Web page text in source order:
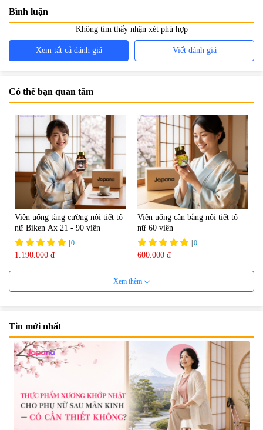
Bình luận
Không tìm thấy nhận xét phù hợp
Xem tất cả đánh giá Viết đánh giá
Có thể bạn quan tâm
Viên uống tăng cường nội tiết tố
nữ Biken Ax 21 - 90 viên
|0
1.190.000 đ
Viên uống cân bằng nội tiết tố
nữ 60 viên
|0
600.000 đ
Viên uống cải thiện nội tiết tố nữ
60 viên
| 10.560
739.350 đ 795.000 đ
Viên uống hỗ trợ dưỡng thận và
sinh lý nam Waki Kidney &
Men`s 180 viên - Date 09/2027
|4.899
1.850.000 đ
Xem thêm
Tin mới nhất